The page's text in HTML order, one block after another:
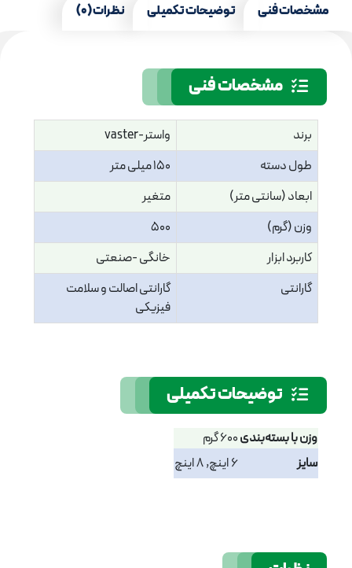
مشخصات فنی توضیحات تکمیلی نظرات (0)
مشخصات فنی
برند
واستر-vaster
طول دسته
150 میلی متر
ابعاد (سانتی متر)
متغیر
وزن (گرم)
500
کاربرد ابزار
خانگی -صنعتی
گارانتی
گارانتی اصالت و سلامت
فیزیکی
توضیحات تکمیلی
وزن با بسته‌بندی600 گرم
سایز
6 اینچ, 8 اینچ